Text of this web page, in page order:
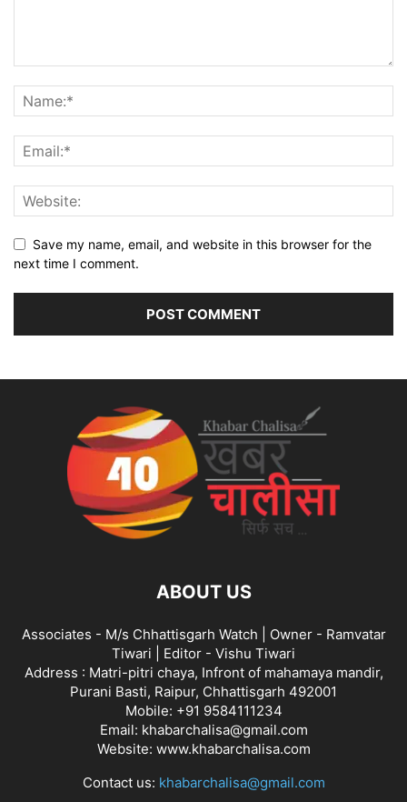
Save my name, email, and website in this browser for the
next time I comment.
ABOUT US
Associates - M/s Chhattisgarh Watch | Owner - Ramvatar
Tiwari | Editor - Vishu Tiwari
Address : Matri-pitri chaya, Infront of mahamaya mandir,
Purani Basti, Raipur, Chhattisgarh 492001
Mobile: +91 9584111234
Email: khabarchalisa@gmail.com
Website: www.khabarchalisa.com
Contact us: khabarchalisa@gmail.com